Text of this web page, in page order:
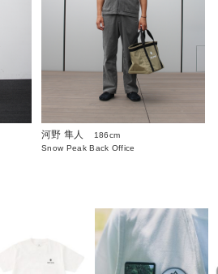
河野 隼人
186cm
Snow Peak Back Office